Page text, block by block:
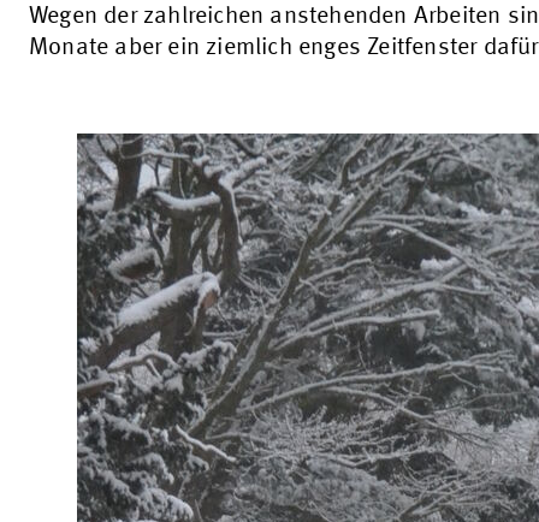
Wegen der zahlreichen anstehenden Arbeiten
Monate aber ein ziemlich enges Zeitfenster